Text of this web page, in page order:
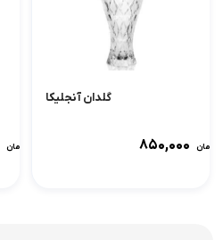
گلدان آنجلیکا
۸۵۰,۰۰۰ تومان تومان